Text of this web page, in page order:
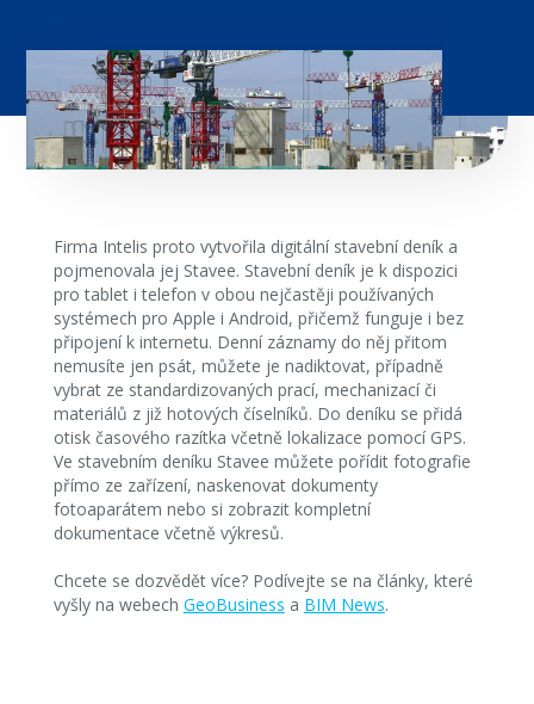
Firma Intelis proto vytvořila digitální stavební deník a
pojmenovala jej Stavee. Stavební deník je k dispozici
pro tablet i telefon v obou nejčastěji používaných
systémech pro Apple i Android, přičemž funguje i bez
připojení k internetu. Denní záznamy do něj přitom
nemusíte jen psát, můžete je nadiktovat, případně
vybrat ze standardizovaných prací, mechanizací či
materiálů z již hotových číselníků. Do deníku se přidá
otisk časového razítka včetně lokalizace pomocí GPS.
Ve stavebním deníku Stavee můžete pořídit fotografie
přímo ze zařízení, naskenovat dokumenty
fotoaparátem nebo si zobrazit kompletní
dokumentace včetně výkresů.
Chcete se dozvědět více? Podívejte se na články, které
vyšly na webech GeoBusiness a BIM News.